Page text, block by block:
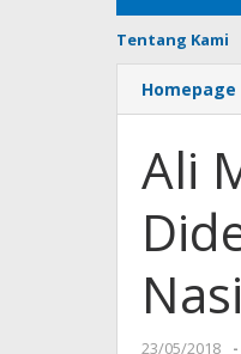
Tentang Kami
Homepage
Ali
23/05/2018 -